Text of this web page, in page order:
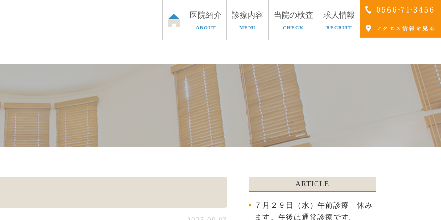
医院紹介
ABOUT
診療内容
MENU
尿器のお悩み お子さまの泌尿器のお悩み ED治療 AGA治療
当院の検査
CHECK
求人情報
RECRUIT
ARTICLE
７月２９日（水）午前診療 休み
ます。午後は通常診療です。